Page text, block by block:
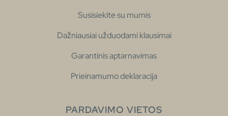
Susisiekite su mumis
Dažniausiai užduodami klausimai
Garantinis aptarnavimas
Prieinamumo deklaracija
PARDAVIMO VIETOS